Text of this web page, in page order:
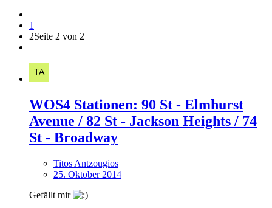
1
2Seite 2 von 2
WOS4 Stationen: 90 St - Elmhurst
Avenue / 82 St - Jackson Heights / 74
St - Broadway
Titos Antzougios
25. Oktober 2014
Gefällt mir